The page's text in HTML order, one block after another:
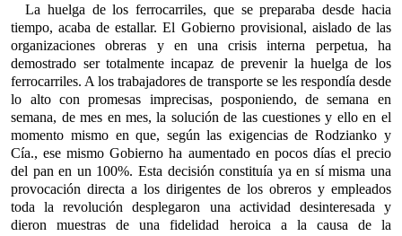
La huelga de los ferrocarriles, que se preparaba desde hacia
tiempo, acaba de estallar. El Gobierno provisional, aislado de las
organizaciones obreras y en una crisis interna perpetua, ha
demostrado ser totalmente incapaz de prevenir la huelga de los
ferrocarriles. A los trabajadores de transporte se les respondía desde
lo alto con promesas imprecisas, posponiendo, de semana en
semana, de mes en mes, la solución de las cuestiones y ello en el
momento mismo en que, según las exigencias de Rodzianko y
Cía., ese mismo Gobierno ha aumentado en pocos días el precio
del pan en un 100%. Esta decisión constituía ya en sí misma una
provocación directa a los dirigentes de los obreros y empleados
toda la revolución desplegaron una actividad desinteresada y
dieron muestras de una fidelidad heroica a la causa de la